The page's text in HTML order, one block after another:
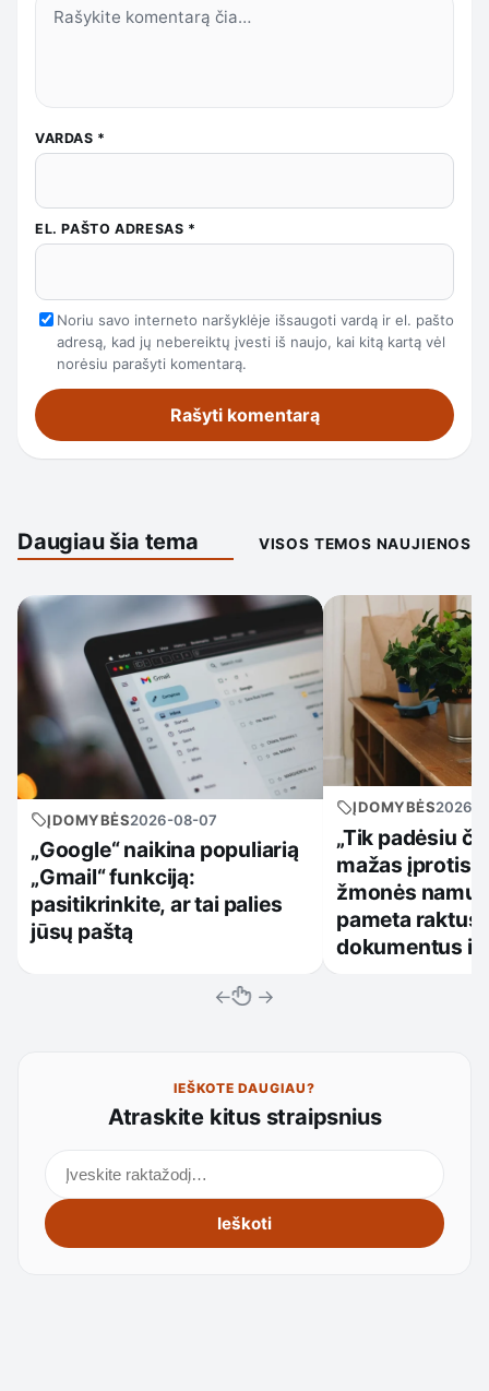
VARDAS *
EL. PAŠTO ADRESAS *
Noriu savo interneto naršyklėje išsaugoti vardą ir el. pašto
adresą, kad jų nebereiktų įvesti iš naujo, kai kitą kartą vėl
norėsiu parašyti komentarą.
Daugiau šia tema VISOS TEMOS NAUJIENOS
ĮDOMYBĖS2026-08-07
„Google“ naikina populiarią
„Gmail“ funkciją:
pasitikrinkite, ar tai palies
jūsų paštą
ĮDOMYBĖS2026-
„Tik padėsiu
mažas įprotis,
žmonės
pameta raktus,
dokumentus ir
← →
IEŠKOTE DAUGIAU?
Atraskite kitus straipsnius
Ieškoti